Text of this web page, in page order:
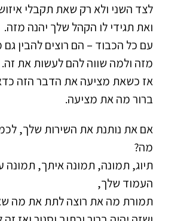
לצד השני ולא רק שאת תקבלי
ואת תגידי לו הקהל שלך יהנה מזה.
עם כל הכבוד – הם רוצים להבין
מזה ולמה שווה להם לעשות את זה.
אז כשאת מציעה את הדבר הזה
ברור מה את מציעה.
אם את נותנת את השירות שלך,
מה?
תיוג, תמונה, תמונה איתך, תמונה
העמוד שלך,
תמורת מה את רוצה לתת את מה